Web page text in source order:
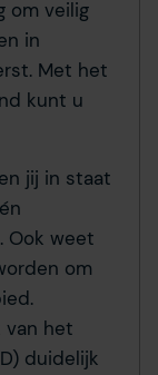
om veilig
in
Met het
kunt u
jij in staat
Ook weet
om
van het
duidelijk